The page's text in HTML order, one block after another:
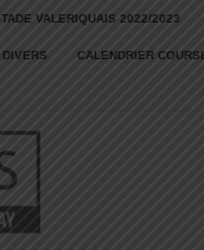
VALERIQUAIS 2022/2023
CALENDRIER